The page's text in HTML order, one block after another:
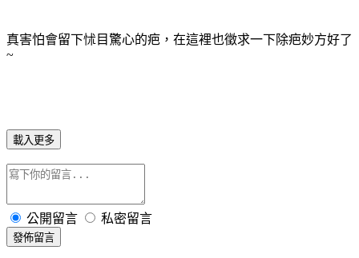
真害怕會留下怵目驚心的疤，在這裡也徵求一下除疤妙方好了
~
載入更多
公開留言 私密留言
發佈留言